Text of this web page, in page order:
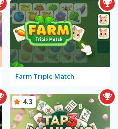
Farm Triple Match
4.3